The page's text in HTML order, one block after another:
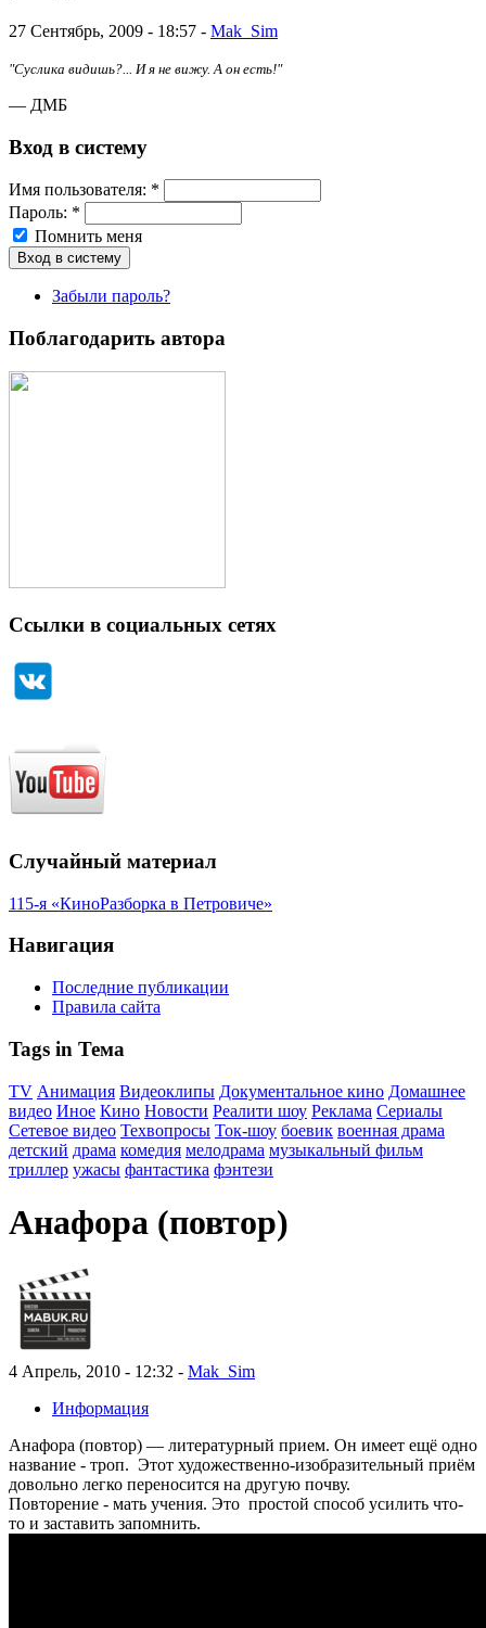
27 Сентябрь, 2009 - 18:57 - Mak_Sim
"Суслика видишь?... И я не вижу. А он есть!"
— ДМБ
Вход в систему
Имя пoльзовaтeля: *
Пароль: *
Помнить меня
Забыли пароль?
Поблагодарить автора
Ссылки в социальных сетях
Случайный материал
115-я «КиноРазборка в Петровиче»
Навигация
Последние публикации
Правила сайта
Tags in Тема
TV Анимация Видеоклипы Документальное кино Домашнее
видео Иное Кино Новости Реалити шоу Реклама Сериалы
Сетевое видео Техвопросы Ток-шоу боевик военная драма
детский драма комедия мелодрама музыкальный фильм
триллер ужасы фантастика фэнтези
Анафора (повтор)
4 Апрель, 2010 - 12:32 - Mak_Sim
Информация
Анафора (повтор) — литературный прием. Он имеет ещё одно
название - троп. Этот художественно-изобразительный приём
довольно легко переносится на другую почву.
Повторение - мать учения. Это простой способ усилить что-
то и заставить запомнить.